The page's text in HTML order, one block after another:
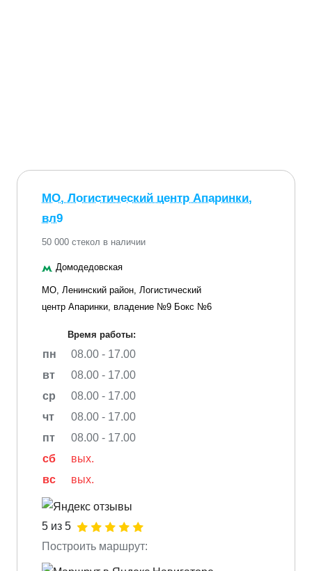
МО, Логистический центр Апаринки,
вл9
50 000 стекол в наличии
Домодедовская
МО, Ленинский район, Логистический
центр Апаринки, владение №9 Бокс №6
Время работы:
пн
08.00 - 17.00
вт
08.00 - 17.00
ср
08.00 - 17.00
чт
08.00 - 17.00
пт
08.00 - 17.00
сб
вых.
вс
вых.
5 из 5
Построить маршрут: